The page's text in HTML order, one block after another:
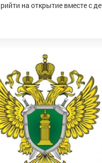
на открытие вместе с